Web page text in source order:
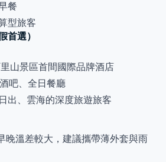
餐
型旅客
首選）
山景區首間國際品牌酒店
吧、全日餐廳
出、雲海的深度旅遊旅客
晚溫差較大，建議攜帶薄外套與雨